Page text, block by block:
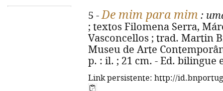
5 -De mim para mim :
; textos Filomena Serra,
Vasconcellos ; trad. Martin
Museu de Arte
p. : il. ; 21 cm. - Ed. bilingue
Link persistente: http://